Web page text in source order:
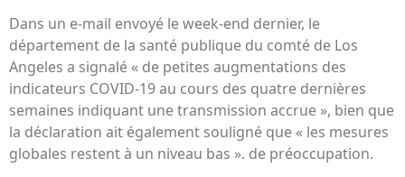
Dans un e-mail envoyé le week-end dernier, le
département de la santé publique du comté de Los
Angeles a signalé « de petites augmentations des
indicateurs COVID-19 au cours des quatre dernières
semaines indiquant une transmission accrue », bien que
la déclaration ait également souligné que « les mesures
globales restent à un niveau bas ». de préoccupation.